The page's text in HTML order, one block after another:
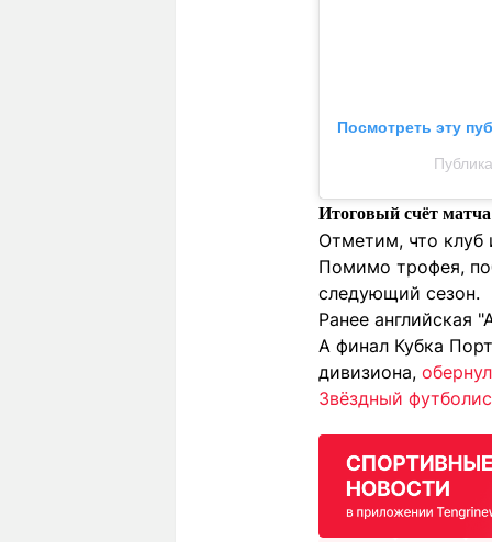
Посмотреть эту
Итоговый счёт
Отметим, что клуб
Помимо трофея,
следующий сезон.
Ранее английская
А финал Кубка
дивизиона,
Звёздный